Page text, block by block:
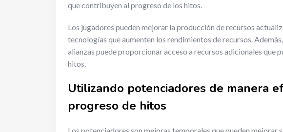
que contribuyen al progreso de los hitos.
Los jugadores pueden mejorar la producción de recursos
tecnologías que aumenten los rendimientos de recursos.
alianzas puede proporcionar acceso a recursos adicionales que
hitos.
Utilizando potenciadores de manera
progreso de hitos